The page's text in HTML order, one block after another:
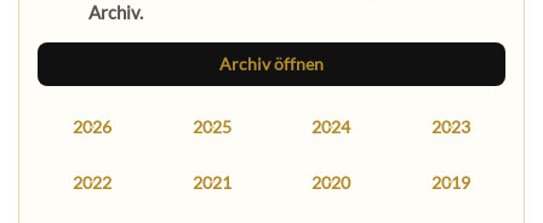
Archiv.
Archiv öffnen
2026 2025 2024 2023
2022 2021 2020 2019